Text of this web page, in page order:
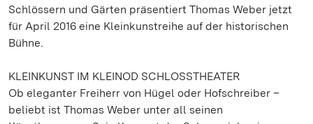
Schlössern und Gärten präsentiert Thomas Weber jetzt
für April 2016 eine Kleinkunstreihe auf der historischen
Bühne.
KLEINKUNST IM KLEINOD SCHLOSSTHEATER
Ob eleganter Freiherr von Hügel oder Hofschreiber –
beliebt ist Thomas Weber unter all seinen